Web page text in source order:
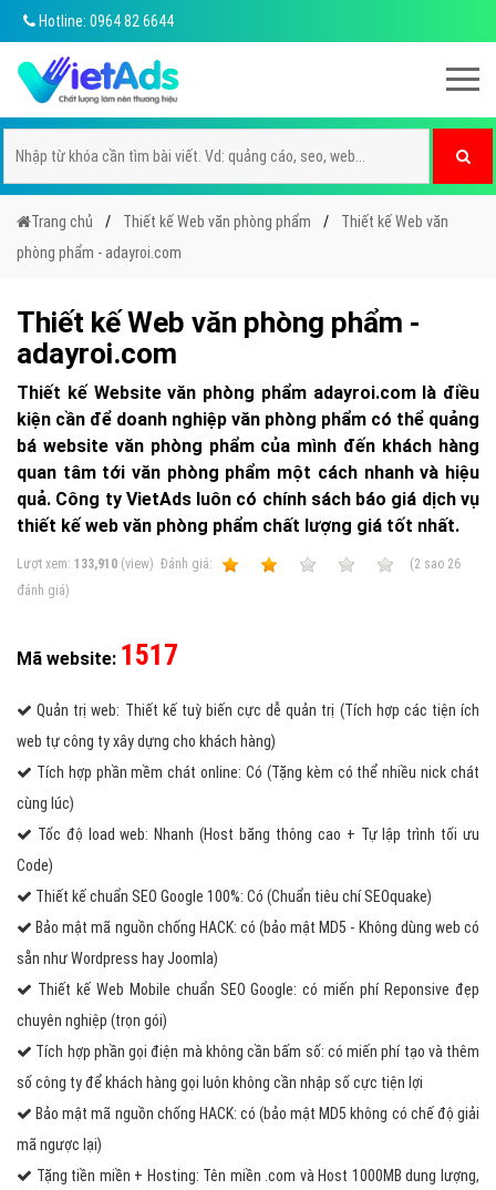
Hotline: 0964 82 6644
Trang chủ Thiết kế Web văn phòng phẩm
Thiết kế Web văn
phòng phẩm - adayroi.com
Thiết kế Web văn phòng phẩm -
adayroi.com
Thiết kế Website văn phòng phẩm adayroi.com là điều
kiện cần để doanh nghiệp văn phòng phẩm có thể quảng
bá website văn phòng phẩm của mình đến khách hàng
quan tâm tới văn phòng phẩm một cách nhanh và hiệu
quả. Công ty VietAds luôn có chính sách báo giá dịch vụ
thiết kế web văn phòng phẩm chất lượng giá tốt nhất.
Lượt xem: 133,910 (view) Ðánh giá: (2 sao 26
đánh giá)
Mã website: 1517
Quản trị web: Thiết kế tuỳ biến cực dễ quản trị (Tích hợp các tiện ích
web tự công ty xây dựng cho khách hàng)
Tích hợp phần mềm chát online: Có (Tặng kèm có thể nhiều nick chát
cùng lúc)
Tốc độ load web: Nhanh (Host băng thông cao + Tự lập trình tối ưu
Code)
Thiết kế chuẩn SEO Google 100%: Có (Chuẩn tiêu chí SEOquake)
Bảo mật mã nguồn chống HACK: có (bảo mật MD5 - Không dùng web có
sẵn như Wordpress hay Joomla)
Thiết kế Web Mobile chuẩn SEO Google: có miến phí Reponsive đẹp
chuyên nghiệp (trọn gói)
Tích hợp phần gọi điện mà không cần bấm số: có miến phí tạo và thêm
số công ty để khách hàng gọi luôn không cần nhập số cực tiện lợi
Bảo mật mã nguồn chống HACK: có (bảo mật MD5 không có chế độ giải
mã ngược lại)
Tặng tiền miền + Hosting: Tên miền .com và Host 1000MB dung lượng,